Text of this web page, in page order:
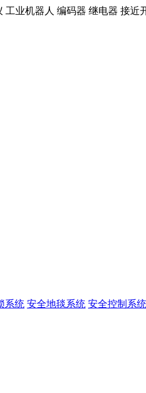
业机器人 编码器 继电器 接近
系统 安全地毯系统 安全控制系统